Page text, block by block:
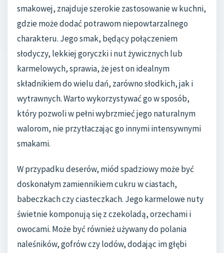
smakowej, znajduje szerokie zastosowanie w kuchni,
gdzie może dodać potrawom niepowtarzalnego
charakteru. Jego smak, będący połączeniem
słodyczy, lekkiej goryczki i nut żywicznych lub
karmelowych, sprawia, że jest on idealnym
składnikiem do wielu dań, zarówno słodkich, jak i
wytrawnych. Warto wykorzystywać go w sposób,
który pozwoli w pełni wybrzmieć jego naturalnym
walorom, nie przytłaczając go innymi intensywnymi
smakami.
W przypadku deserów, miód spadziowy może być
doskonałym zamiennikiem cukru w ciastach,
babeczkach czy ciasteczkach. Jego karmelowe nuty
świetnie komponują się z czekoladą, orzechami i
owocami. Może być również używany do polania
naleśników, gofrów czy lodów, dodając im głębi